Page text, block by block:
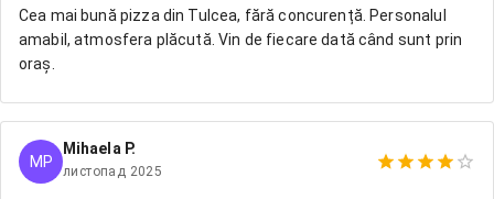
Cea mai bună pizza din Tulcea, fără concurență. Personalul
amabil, atmosfera plăcută. Vin de fiecare dată când sunt prin
oraș.
MP
Mihaela P.
листопад 2025